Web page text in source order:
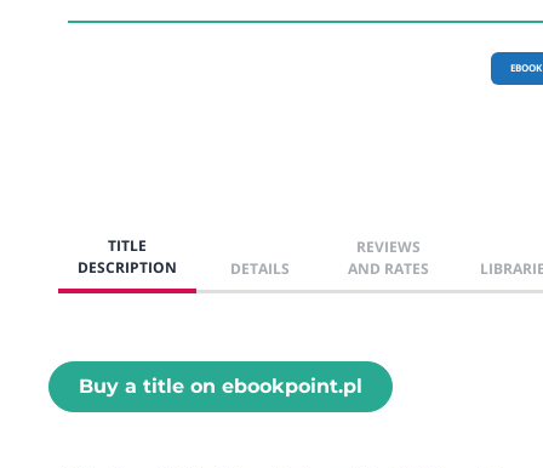
EBOOK
TITLE
DESCRIPTION
DETAILS
REVIEWS
AND RATES
Buy a title on ebookpoint.pl